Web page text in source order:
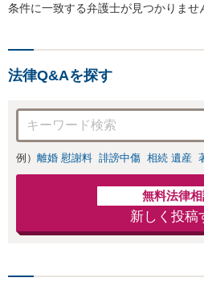
条件に一致する弁護士が見つかりませ
法律Q&Aを探す
例） 離婚 慰謝料 誹謗中傷 相続 遺産
無料法律
新しく投稿